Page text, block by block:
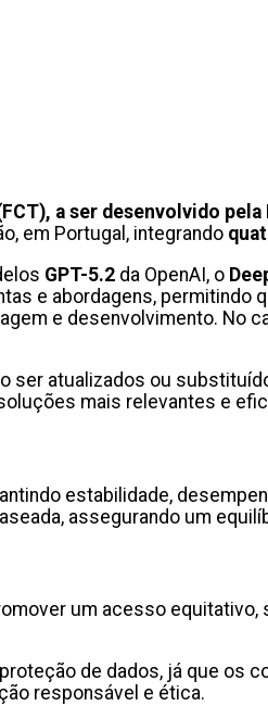
a ser desenvolvido pela
em Portugal, integrando
GPT-5.2 da OpenAI, o
e abordagens,
e desenvolvimento.
atualizados ou
mais relevantes e
estabilidade,
assegurando um
um acesso
de dados, já que os
responsável e ética.